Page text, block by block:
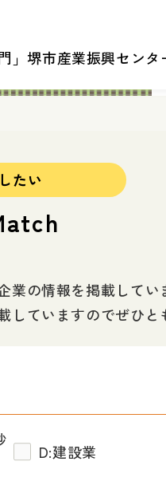
堺市産業振興センタ
たい
の情報を掲載してい
ていますのでぜひと
D:建設業